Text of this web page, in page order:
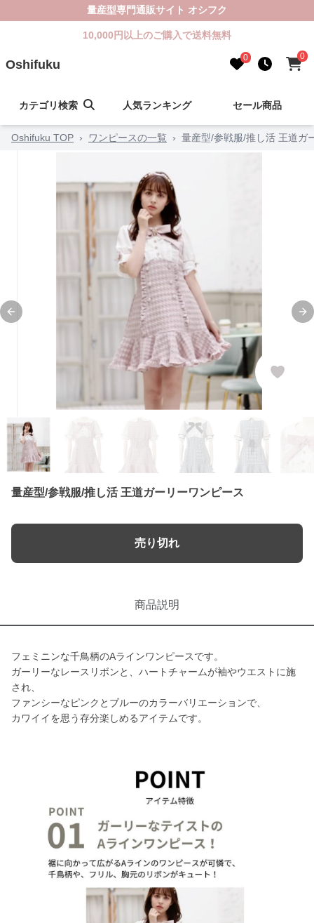
量産型専門通販サイト オシフク
10,000円以上のご購入で送料無料
Oshifuku 0 0
カテゴリ検索 人気ランキング セール商品
Oshifuku TOP › ワンピースの一覧 › 量産型/参戦服/推し活 王道ガ
Previous slide
量産型/参戦服/推し活 王道ガーリーワンピース
売り切れ
商品説明
フェミニンな千鳥柄のAラインワンピースです。
ガーリーなレースリボンと、ハートチャームが袖やウエストに施
され、
ファンシーなピンクとブルーのカラーバリエーションで、
カワイイを思う存分楽しめるアイテムです。